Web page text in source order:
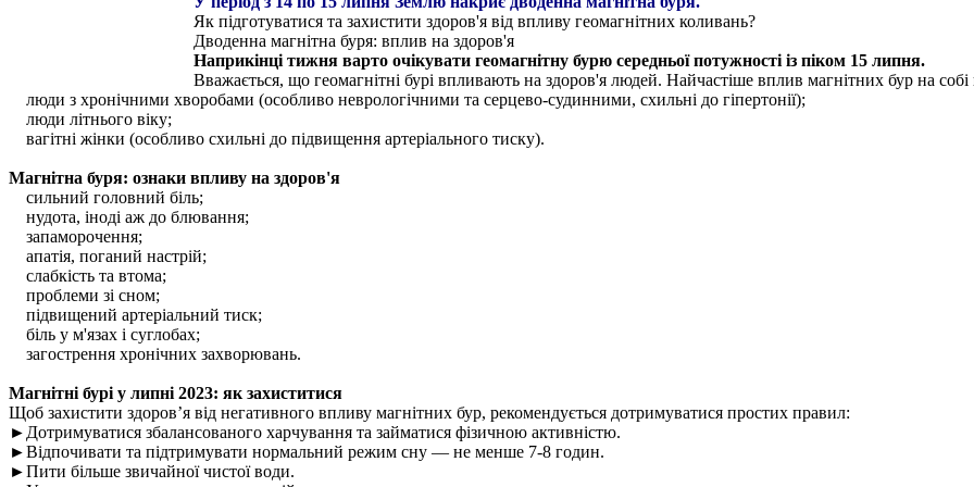
Як підготуватися та захистити здоров'я від впливу геомагнітних коливань?
Дводенна магнітна буря: вплив на здоров'я
Наприкінці тижня варто очікувати геомагнітну бурю середньої потужності із піком 15 липня.
Вважається, що геомагнітні бурі впливають на здоров'я людей. Найчастіше вплив магнітних бур на собі
люди з хронічними хворобами (особливо неврологічними та серцево-судинними, схильні до гіпертонії);
люди літнього віку;
вагітні жінки (особливо схильні до підвищення артеріального тиску).
Магнітна буря: ознаки впливу на здоров'я
сильний головний біль;
нудота, іноді аж до блювання;
запаморочення;
апатія, поганий настрій;
слабкість та втома;
проблеми зі сном;
підвищений артеріальний тиск;
біль у м'язах і суглобах;
загострення хронічних захворювань.
Магнітні бурі у липні 2023: як захиститися
Щоб захистити здоров’я від негативного впливу магнітних бур, рекомендується дотримуватися простих правил:
►Дотримуватися збалансованого харчування та займатися фізичною активністю.
►Відпочивати та підтримувати нормальний режим сну — не менше 7-8 годин.
►Пити більше звичайної чистої води.